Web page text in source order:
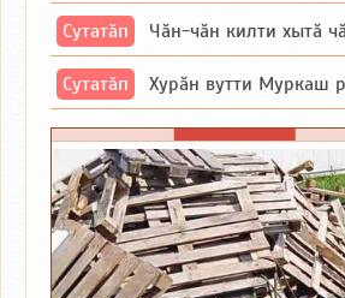
Сутатӑп Чăн-чăн килти хытă чăкăтсем
Сутатӑп Хурăн вутти Муркаш районĕпе